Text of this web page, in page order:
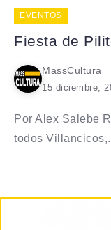
EVENTOS
Fiesta de
MassCultura
15 diciembre,
Por Alex Salebe
todos